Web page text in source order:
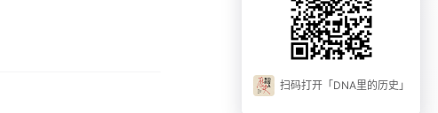
扫码打开「DNA里的历史」